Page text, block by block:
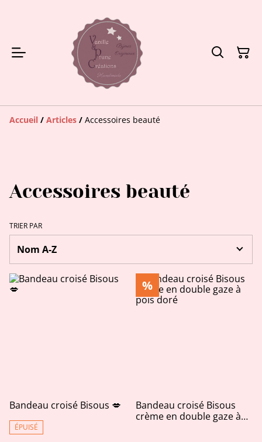
Accueil / Articles / Accessoires beauté
Accessoires beauté
TRIER PAR
Bandeau croisé Bisous 💋
ÉPUISÉ
%
Bandeau croisé Bisous
crème en double gaze à